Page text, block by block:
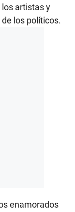
artistas y
los políticos.
enamorados